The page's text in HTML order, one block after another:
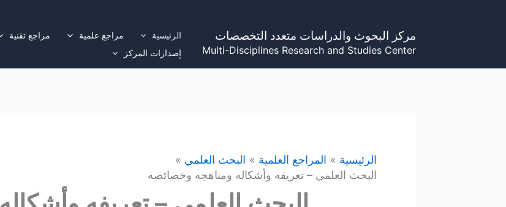
مركز البحوث والدراسات متعدد التخصصات
Multi-Disciplines Research and Studies Center
الرئيسية مراجع علمية مراجع تقنية
إصدارات المركز
الرئيسية المراجع العلمية
البحث العلمي
البحث العلمي – تعريفه وأشكاله ومناهجه وخصائصه